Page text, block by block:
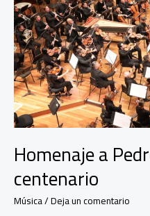
Homenaje a
centenario
Música/Deja un comentario